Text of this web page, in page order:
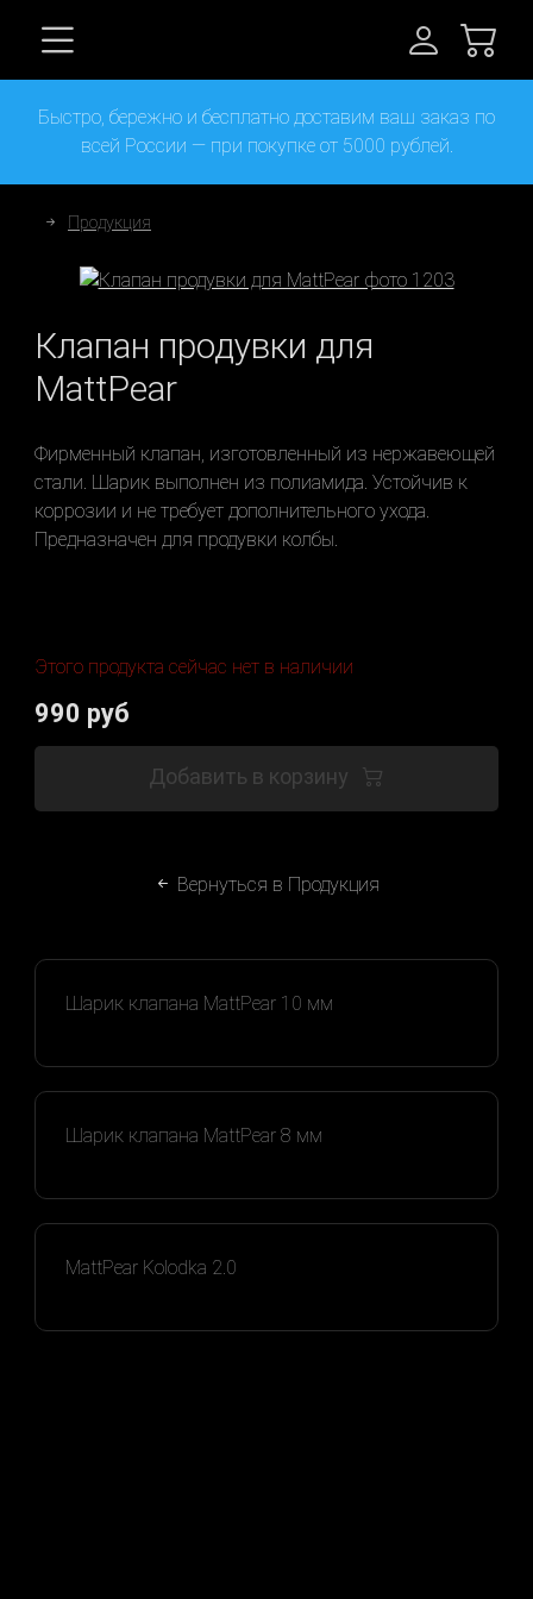
Быстро, бережно и бесплатно доставим ваш заказ по
всей России — при покупке от 5000 рублей.
Продукция
Клапан продувки для
MattPear
Фирменный клапан, изготовленный из нержавеющей
стали. Шарик выполнен из полиамида. Устойчив к
коррозии и не требует дополнительного ухода.
Предназначен для продувки колбы.
Этого продукта сейчас нет в наличии
990 руб
Добавить в корзину
Вернуться в Продукция
Шарик клапана MattPear 10 мм
Шарик клапана MattPear 8 мм
MattPear Kolodka 2.0